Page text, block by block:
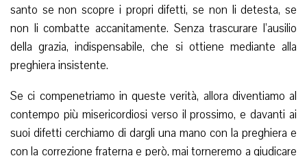
santo se non scopre i propri difetti, se non li detesta, se
non li combatte accanitamente. Senza trascurare l’ausilio
della grazia, indispensabile, che si ottiene mediante alla
preghiera insistente.
Se ci compenetriamo in queste verità, allora diventiamo al
contempo più misericordiosi verso il prossimo, e davanti ai
suoi difetti cerchiamo di dargli una mano con la preghiera e
con la correzione fraterna e però, mai torneremo a giudicare